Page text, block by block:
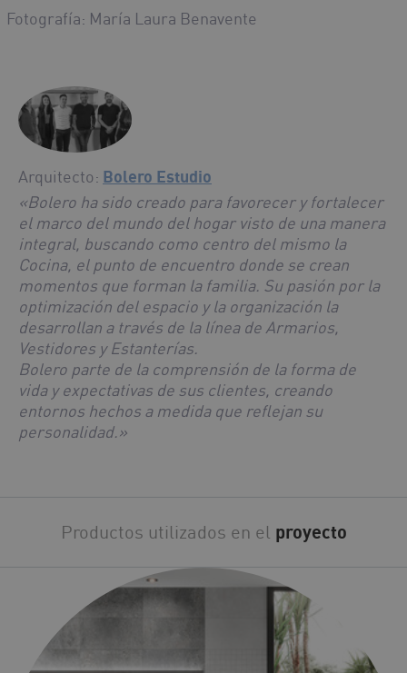
Fotografía: María Laura Benavente
Arquitecto: Bolero Estudio
«Bolero ha sido creado para favorecer y fortalecer
el marco del mundo del hogar visto de una manera
integral, buscando como centro del mismo la
Cocina, el punto de encuentro donde se crean
momentos que forman la familia. Su pasión por la
optimización del espacio y la organización la
desarrollan a través de la línea de Armarios,
Vestidores y Estanterías.
Bolero parte de la comprensión de la forma de
vida y expectativas de sus clientes, creando
entornos hechos a medida que reflejan su
personalidad.»
Productos utilizados en el proyecto